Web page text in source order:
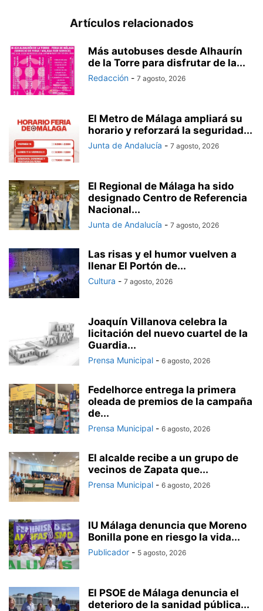
Artículos relacionados
Más autobuses desde Alhaurín
de la Torre para disfrutar de la...
Redacción - 7 agosto, 2026
El Metro de Málaga ampliará su
horario y reforzará la seguridad...
Junta de Andalucía - 7 agosto, 2026
El Regional de Málaga ha sido
designado Centro de Referencia
Nacional...
Junta de Andalucía - 7 agosto, 2026
Las risas y el humor vuelven a
llenar El Portón de...
Cultura - 7 agosto, 2026
Joaquín Villanova celebra la
licitación del nuevo cuartel de la
Guardia...
Prensa Municipal - 6 agosto, 2026
Fedelhorce entrega la primera
oleada de premios de la campaña
de...
Prensa Municipal - 6 agosto, 2026
El alcalde recibe a un grupo de
vecinos de Zapata que...
Prensa Municipal - 6 agosto, 2026
IU Málaga denuncia que Moreno
Bonilla pone en riesgo la vida...
Publicador - 5 agosto, 2026
El PSOE de Málaga denuncia el
deterioro de la sanidad pública...